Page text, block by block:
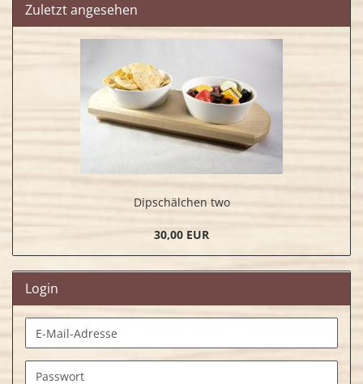
Zuletzt angesehen
Dipschälchen two
30,00 EUR
Login
E-
Mail-
Adresse
Passwort